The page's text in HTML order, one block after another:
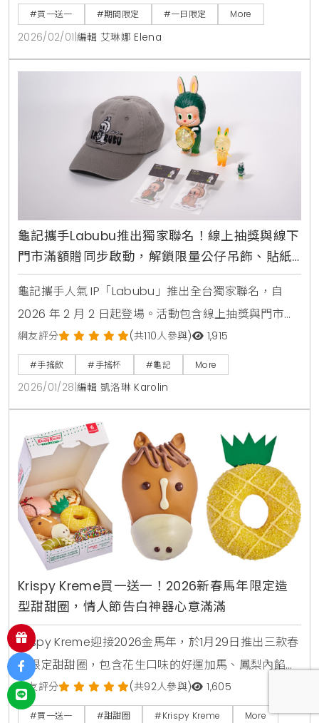
紅茶的酸甜滋
#買一送一 #期間限定 #一日限定 More
2026/02/01 編輯 艾琳娜 Elena
龜記攜手Labubu推出獨家聯名！線上抽獎與線下
門市滿額贈同步啟動，解鎖限量公仔吊飾、貼紙
與專屬杯款設計
龜記攜手人氣 IP「Labubu」推出全台獨家聯名，自
2026 年 2 月 2 日起登場。活動包含線上抽獎與門市加
購，限量推出 18 公分公仔、吊飾、刺繡帽及專屬杯
身。結合龍家昇的潮玩藝術與龜記茶飲體驗，打造小人
物大生活的跨界宇宙。
網友評分 (共110人參與) 1,915
#手搖飲 #手搖杯 #龜記 More
2026/01/28 編輯 凱洛琳 Karolin
Krispy Kreme買一送一！2026新春馬年限定造
型甜甜圈，情人節告白神器心意滿滿
Krispy Kreme迎接2026金馬年，於1月29日推出三款春
節限定甜甜圈，包含花生口味的好運加馬、鳳梨內餡的
馬上旺來以及黑櫻桃口味的桃花朵朵。同步針對情人節
推出心形限定款，並祭出LINE好友與開工日專屬優惠，
網友評分 (共92人參與) 1,605
#買一送一 #甜甜圈 #Krispy Kreme More